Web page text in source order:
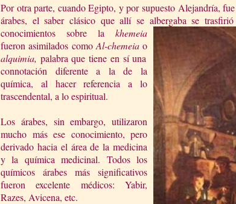
Por otra parte, cuando Egipto, y por supuesto Alejandría,
árabes, el saber clásico que allí se albergaba se
conocimientos sobre la khemeia
fueron asimilados como Al-chemeia o
alquimia, palabra que tiene en sí una
connotación diferente a la de la
química, al hacer referencia a lo
trascendental, a lo espiritual.
Los árabes, sin embargo, utilizaron
mucho más ese conocimiento, pero
derivado hacia el área de la medicina
y la química medicinal. Todos los
químicos árabes más significativos
fueron excelente médicos: Yabir,
Razes, Avicena, etc.